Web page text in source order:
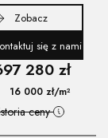
Zobacz
się z nami
280 zł
16 000 zł/m²
ceny